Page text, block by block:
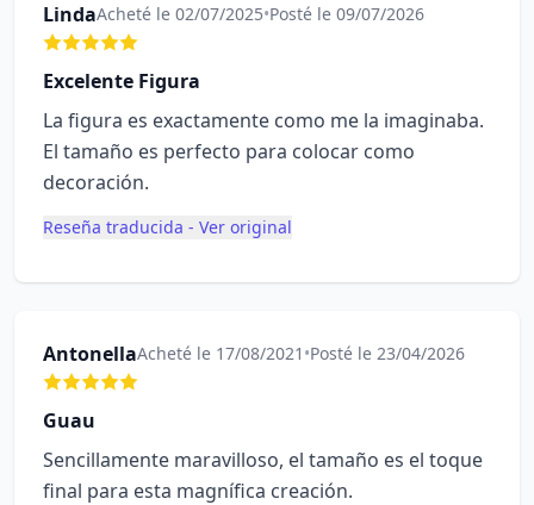
LindaAcheté le 02/07/2025•Posté le 09/07/2026
Excelente Figura
La figura es exactamente como me la imaginaba.
El tamaño es perfecto para colocar como
decoración.
Reseña traducida - Ver original
AntonellaAcheté le 17/08/2021 •Posté le 23/04/2026
Guau
Sencillamente maravilloso, el tamaño es el toque
final para esta magnífica creación.